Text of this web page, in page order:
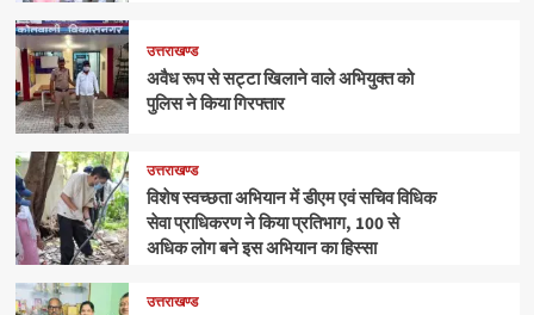
उत्तराखण्ड
अवैध रूप से सट्टा खिलाने वाले अभियुक्त को
पुलिस ने किया गिरफ्तार
उत्तराखण्ड
विशेष स्वच्छता अभियान में डीएम एवं सचिव विधिक
सेवा प्राधिकरण ने किया प्रतिभाग, 100 से
अधिक लोग बने इस अभियान का हिस्सा
उत्तराखण्ड